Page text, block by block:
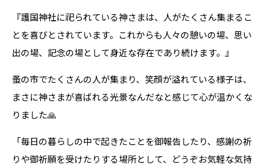
『護国神社に祀られている神さまは、人がたくさん集まるこ
とを喜びとされています。これからも人々の憩いの場、思い
出の場、記念の場として身近な存在であり続けます。』
蚤の市でたくさんの人が集まり、笑顔が溢れている様子は、
まさに神さまが喜ばれる光景なんだなと感じて心が温かくな
りました🙏
「毎日の暮らしの中で起きたことを御報告したり、感謝の祈
りや御祈願を受けたりする場所として、どうぞお気軽な気持